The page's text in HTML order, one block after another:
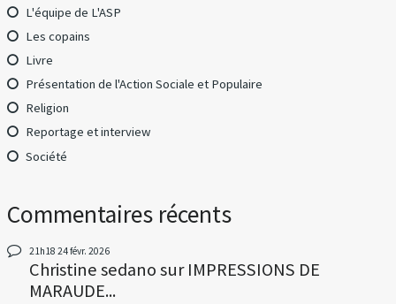
L'équipe de L'ASP
Les copains
Livre
Présentation de l'Action Sociale et Populaire
Religion
Reportage et interview
Société
Commentaires récents
21h18 24févr. 2026
Christine sedanosurIMPRESSIONS DE
MARAUDE...